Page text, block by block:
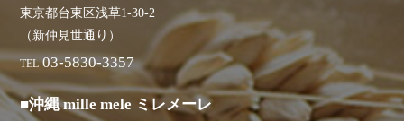
東京都台東区浅草1-30-2
（新仲見世通り）
TEL 03-5830-3357
■沖縄 mille mele ミレメーレ